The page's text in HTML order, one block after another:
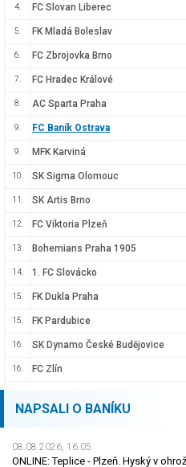
4. FC Slovan Liberec
5. FK Mladá Boleslav
6. FC Zbrojovka Brno
7. FC Hradec Králové
8. AC Sparta Praha
9. FC Baník Ostrava
9. MFK Karviná
10. SK Sigma Olomouc
11. SK Artis Brno
12. FC Viktoria Plzeň
13. Bohemians Praha 1905
14. 1. FC Slovácko
15. FK Dukla Praha
15. FK Pardubice
16. SK Dynamo České Budějovice
16. FC Zlín
NAPSALI O BANÍKU
08.08.2026, 16.05